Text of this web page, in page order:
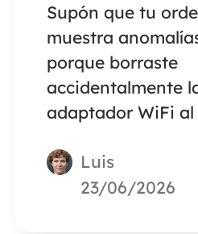
Supón que tu
muestra
porque borraste
accidentalmente
adaptador WiFi
Este artículo te
formas eficaces
Luis
23/06/2026